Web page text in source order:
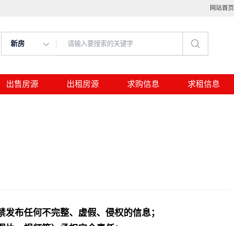
网站首页
新房
出售房源 出租房源 求购信息 求租信息
布任何不完整、虚假、侵权的信息；